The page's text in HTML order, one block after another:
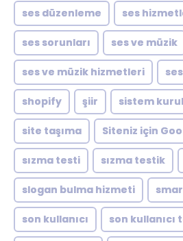
ses düzenleme ses
ses sorunları ses ve müzik
ses ve müzik hizmetleri
shopify şiir sistem
site taşıma Siteniz için
sızma testi sızma testik
slogan bulma hizmeti
son kullanıcı son kullanıcı